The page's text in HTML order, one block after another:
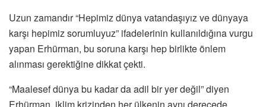
Uzun zamandır “Hepimiz dünya vatandaşıyız ve dünyaya
karşı hepimiz sorumluyuz” ifadelerinin kullanıldığına vurgu
yapan Erhürman, bu soruna karşı hep birlikte önlem
alınması gerektiğine dikkat çekti.
“Maalesef dünya bu kadar da adil bir yer değil” diyen
Erhürman, iklim krizinden her ülkenin aynı derecede